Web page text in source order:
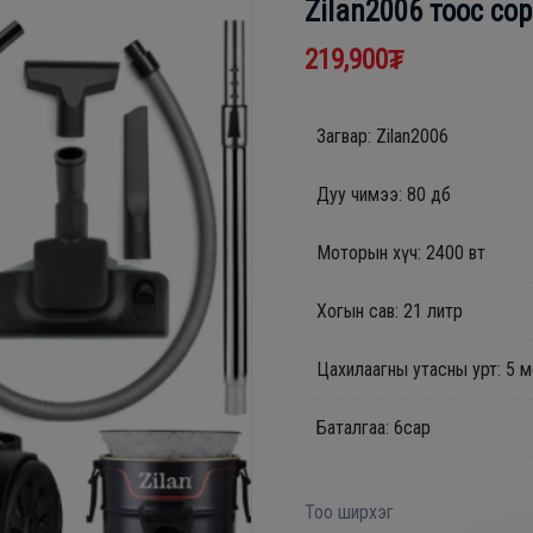
Zilan2006 тоос
219,900₮
Загвар: Zilan2006
Дуу чимээ: 80 дб
Моторын хүч: 2400 вт
Хогын сав: 21 литр
Цахилаагны утасны урт: 5
Баталгаа: 6сар
Тоо ширхэг